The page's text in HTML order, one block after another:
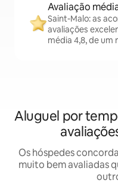
Avaliação
Saint-Malo: as
avaliações
média 4,8, de um
Aluguel por
Os hóspedes
muito bem avaliadas